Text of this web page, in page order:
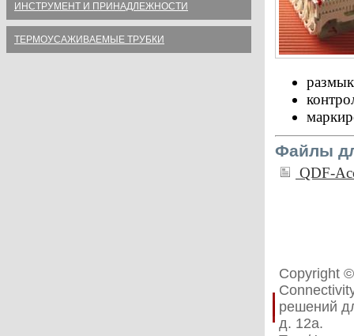
ИНСТРУМЕНТ И ПРИНАДЛЕЖНОСТИ
ТЕРМОУСАЖИВАЕМЫЕ ТРУБКИ
Файлы
QDF-
Copyright
решений
д. 12а.